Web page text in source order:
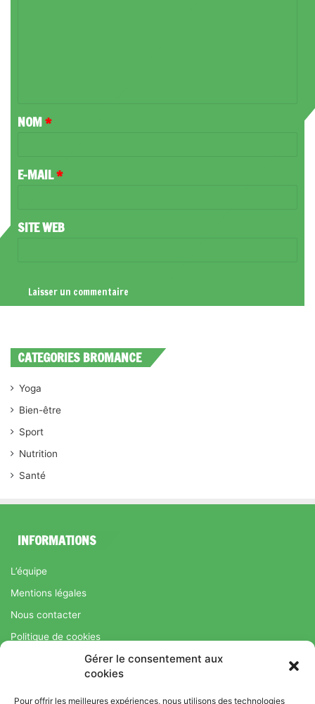
Gérer le consentement aux
cookies
Pour offrir les meilleures expériences, nous utilisons des technologies
A
R
NOM*
E-MAIL*
SITE WEB
CATEGORIES BROMANCE
Yoga
Bien-être
Sport
Nutrition
Santé
INFORMATIONS
L’équipe
Mentions légales
Nous contacter
Politique de cookies
Régime Savoir Maigrir.fr : La méthode Jean-Michel Cohen pour
une perte de poids durable